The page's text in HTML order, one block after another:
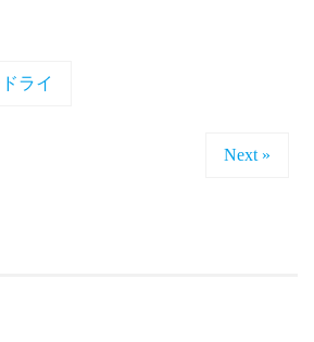
ライ
Next »